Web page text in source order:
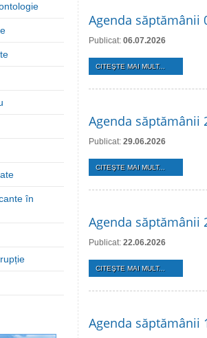
în
Agenda săptămânii
Publicat: 06.07.2026
CITEŞTE MAI MULT...
Agenda săptămânii
Publicat: 29.06.2026
CITEŞTE MAI MULT...
Agenda săptămânii
Publicat: 22.06.2026
CITEŞTE MAI MULT...
Agenda săptămânii